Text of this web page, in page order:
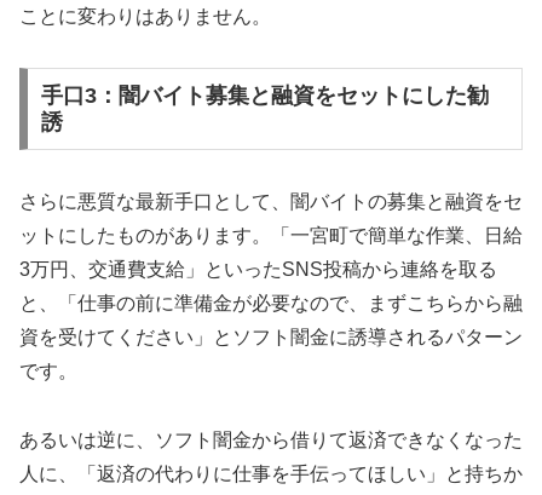
ことに変わりはありません。
手口3：闇バイト募集と融資をセットにした勧
誘
さらに悪質な最新手口として、闇バイトの募集と融資をセ
ットにしたものがあります。「一宮町で簡単な作業、日給
3万円、交通費支給」といったSNS投稿から連絡を取る
と、「仕事の前に準備金が必要なので、まずこちらから融
資を受けてください」とソフト闇金に誘導されるパターン
です。
あるいは逆に、ソフト闇金から借りて返済できなくなった
人に、「返済の代わりに仕事を手伝ってほしい」と持ちか